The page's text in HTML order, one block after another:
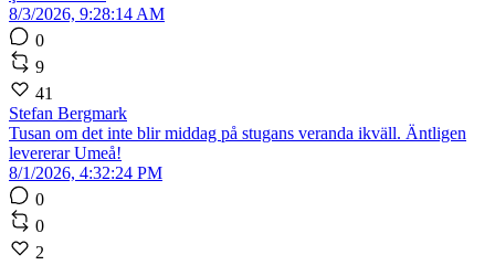
8/3/2026, 9:28:14 AM
0
9
41
Stefan Bergmark
Tusan om det inte blir middag på stugans veranda ikväll. Äntligen
levererar Umeå!
8/1/2026, 4:32:24 PM
0
0
2